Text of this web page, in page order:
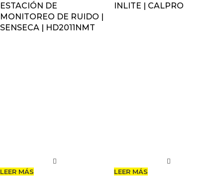
ESTACIÓN DE
MONITOREO DE RUIDO |
SENSECA | HD2011NMT
INLITE | CALPRO
LEER MÁS LEER MÁS